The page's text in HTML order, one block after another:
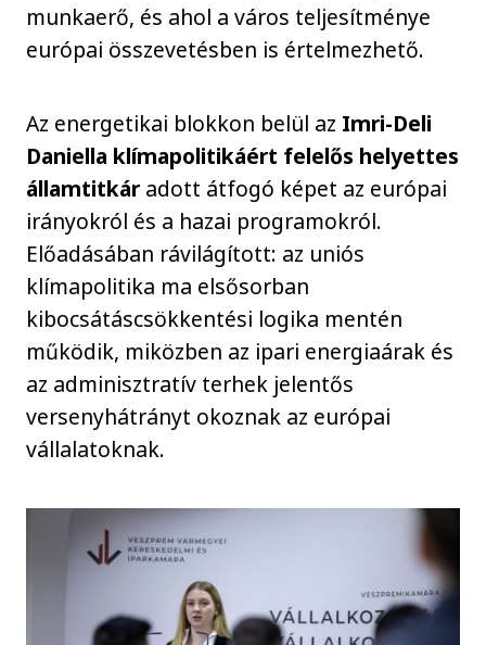
munkaerő, és ahol a város teljesítménye
európai összevetésben is értelmezhető.
Az energetikai blokkon belül az Imri-Deli
Daniella klímapolitikáért felelős helyettes
államtitkár adott átfogó képet az európai
irányokról és a hazai programokról.
Előadásában rávilágított: az uniós
klímapolitika ma elsősorban
kibocsátáscsökkentési logika mentén
működik, miközben az ipari energiaárak és
az adminisztratív terhek jelentős
versenyhátrányt okoznak az európai
vállalatoknak.